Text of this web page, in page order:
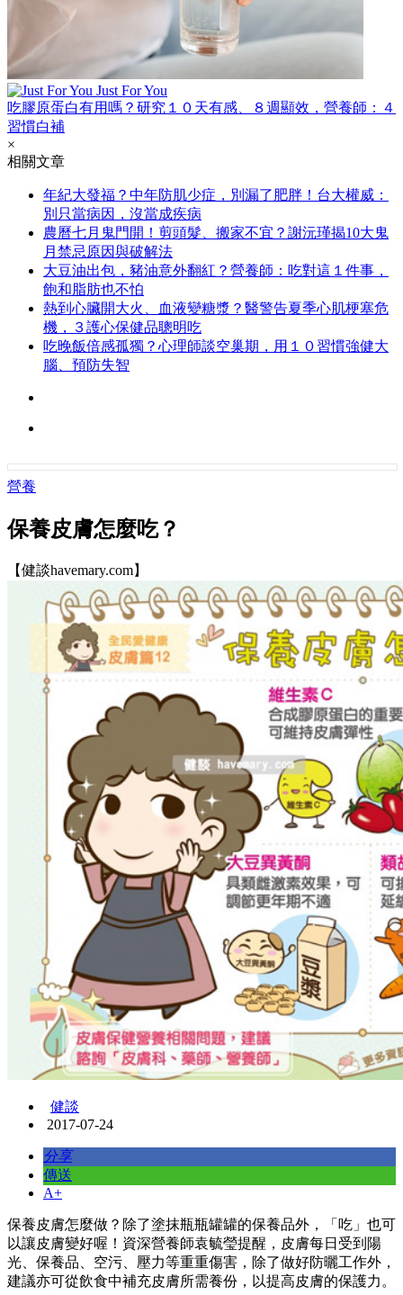
Just For You
吃膠原蛋白有用嗎？研究１０天有感、８週顯效，營養師：４
習慣白補
×
相關文章
年紀大發福？中年防肌少症，別漏了肥胖！台大權威：
別只當病因，沒當成疾病
農曆七月鬼門開！剪頭髮、搬家不宜？謝沅瑾揭10大鬼
月禁忌原因與破解法
大豆油出包，豬油意外翻紅？營養師：吃對這１件事，
飽和脂肪也不怕
熱到心臟開大火、血液變糖漿？醫警告夏季心肌梗塞危
機，３護心保健品聰明吃
吃晚飯倍感孤獨？心理師談空巢期，用１０習慣強健大
腦、預防失智
營養
保養皮膚怎麼吃？
【健談havemary.com】
健談
2017-07-24
分享
傳送
A+
保養皮膚怎麼做？除了塗抹瓶瓶罐罐的保養品外，「吃」也可
以讓皮膚變好喔！資深營養師袁毓瑩提醒，皮膚每日受到陽
光、保養品、空污、壓力等重重傷害，除了做好防曬工作外，
建議亦可從飲食中補充皮膚所需養份，以提高皮膚的保護力。